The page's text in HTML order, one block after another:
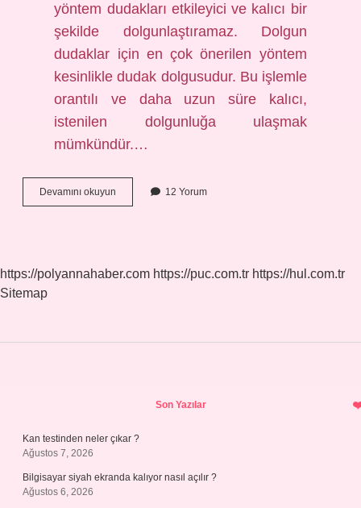
yöntem dudakları etkileyici ve kalıcı bir
şekilde dolgunlaştıramaz. Dolgun
dudaklar için en çok önerilen yöntem
kesinlikle dudak dolgusudur. Bu işlemle
orantılı ve daha uzun süre kalıcı,
istenilen dolgunluğa ulaşmak
mümkündür.…
Devamını okuyun
Dolgunlaştırıcı
12 Yorum
https://polyannahaber.com https://puc.com.tr https://hul.com.tr
Sitemap
Son Yazılar
Kan testinden neler çıkar ?
Ağustos 7, 2026
Bilgisayar siyah ekranda kalıyor nasıl açılır ?
Ağustos 6, 2026